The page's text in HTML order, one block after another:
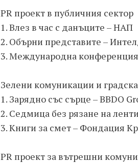
PR проект в публичния сектор
1. Влез в час с данъците – НАП
2. Обърни представите –
3. Международна конференция
Зелени комуникации и
1. Зарядно със сърце – BBDO
2. Седмица без рязане на
3. Книги за смет – Фондация
PR проект за вътрешни